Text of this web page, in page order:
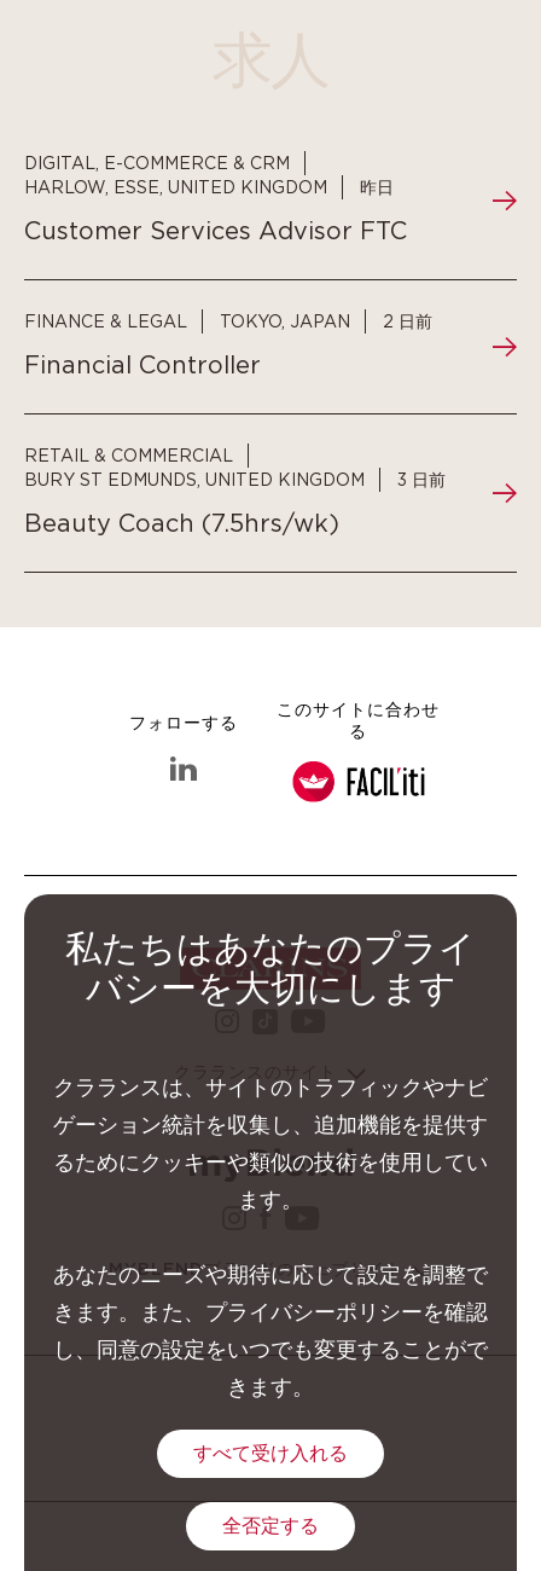
DIGITAL, E-COMMERCE & CRM
HARLOW, ESSE, UNITED KINGDOM
昨日
Customer Services Advisor FTC
FINANCE & LEGAL TOKYO, JAPAN 2 日前
Financial Controller
RETAIL & COMMERCIAL
BURY ST EDMUNDS, UNITED KINGDOM
3 日前
Beauty Coach (7.5hrs/wk)
フォローする
linkedin クラランス グループ
このサイトに合わせ
る
instagram クラランス グ
facebook クラランス
MYBLENDブランドのウェブサイト
私たちはあなたのプライ
バシーを大切にします
クラランスは、サイトのトラフィックやナビ
ゲーション統計を収集し、追加機能を提供す
るためにクッキーや類似の技術を使用してい
ます。
あなたのニーズや期待に応じて設定を調整で
きます。また、プライバシーポリシーを確認
し、同意の設定をいつでも変更することがで
きます。
すべて受け入れる
全否定する